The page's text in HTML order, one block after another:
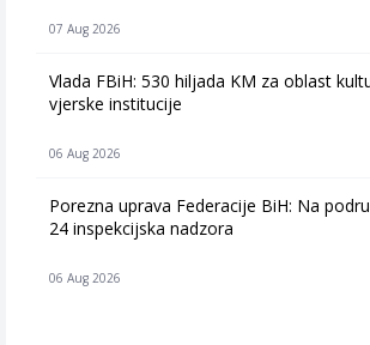
07 Aug 2026
Vlada FBiH: 530 hiljada KM za oblast
vjerske institucije
06 Aug 2026
Porezna uprava Federacije BiH: Na
24 inspekcijska nadzora
06 Aug 2026